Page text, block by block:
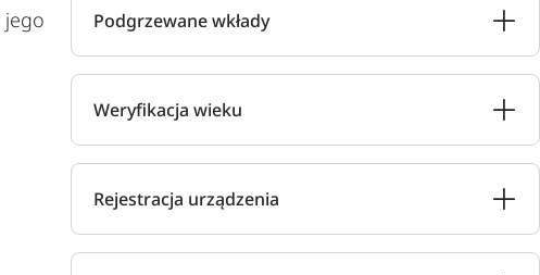
jego
Podgrzewane wkłady
Weryfikacja wieku
Rejestracja urządzenia